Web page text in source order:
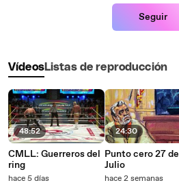
Seguir
VídeosListas de reproducción
48:52
CMLL: Guerreros del
ring
hace 5 días
24:30
Punto cero 27 de
Julio
hace 2 semanas